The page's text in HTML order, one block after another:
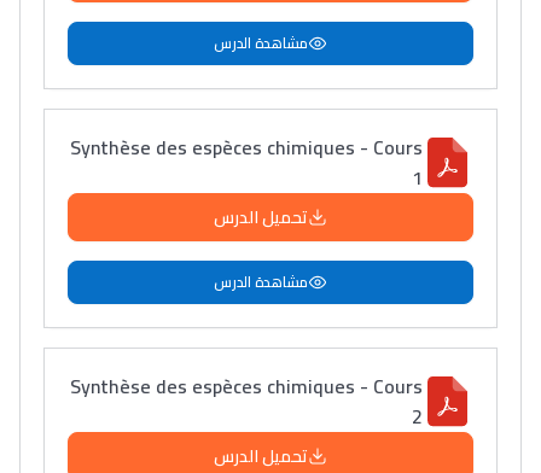
مشاهدة الدرس
Synthèse des espèces chimiques - Cours
1
تحميل الدرس
مشاهدة الدرس
Synthèse des espèces chimiques - Cours
2
تحميل الدرس